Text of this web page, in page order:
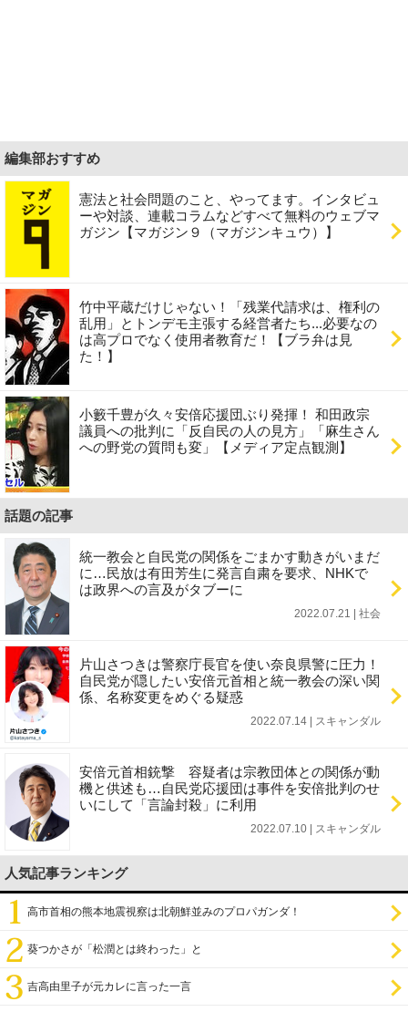
編集部おすすめ
憲法と社会問題のこと、やってます。インタビュ
ーや対談、連載コラムなどすべて無料のウェブマ
ガジン【マガジン９（マガジンキュウ）】
竹中平蔵だけじゃない！「残業代請求は、権利の
乱用」とトンデモ主張する経営者たち...必要なの
は高プロでなく使用者教育だ！【ブラ弁は見
た！】
小籔千豊が久々安倍応援団ぶり発揮！ 和田政宗
議員への批判に「反自民の人の見方」「麻生さん
への野党の質問も変」【メディア定点観測】
話題の記事
統一教会と自民党の関係をごまかす動きがいまだ
に…民放は有田芳生に発言自粛を要求、NHKで
は政界への言及がタブーに
2022.07.21 | 社会
片山さつきは警察庁長官を使い奈良県警に圧力！
自民党が隠したい安倍元首相と統一教会の深い関
係、名称変更をめぐる疑惑
2022.07.14 | スキャンダル
安倍元首相銃撃 容疑者は宗教団体との関係が動
機と供述も…自民党応援団は事件を安倍批判のせ
いにして「言論封殺」に利用
2022.07.10 | スキャンダル
人気記事ランキング
高市首相の熊本地震視察は北朝鮮並みのプロパガンダ！
葵つかさが「松潤とは終わった」と
吉高由里子が元カレに言った一言